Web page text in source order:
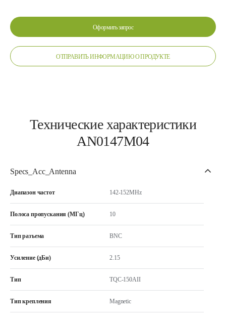
Оформить запрос
ОТПРАВИТЬ ИНФОРМАЦИЮ О ПРОДУКТЕ
Технические характеристики
AN0147M04
Specs_Acc_Antenna
Диапазон частот 142-152MHz
Полоса пропускания (МГц) 10
Тип разъема BNC
Усиление (дБи) 2.15
Тип TQC-150AII
Тип крепления Magnetic